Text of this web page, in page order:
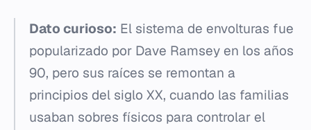
Dato curioso: El sistema de envolturas fue
popularizado por Dave Ramsey en los años
90, pero sus raíces se remontan a
principios del siglo XX, cuando las familias
usaban sobres físicos para controlar el